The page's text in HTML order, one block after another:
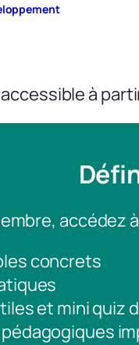
à
accédez
concrets
et mini quiz